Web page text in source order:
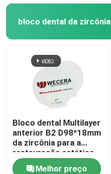
bloco dental da zircônia
Bloco dental Multilayer
anterior B2 D98*18mm
da zircônia para a
restauração estética
Melhor preço